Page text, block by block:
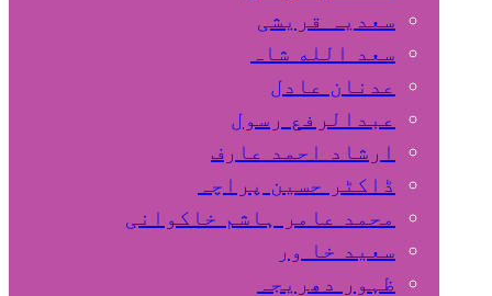
سعدیہ قریشی
سعد الله شاہ
عدنان عادل
عبدالرفع رسول
ارشاد احمد عارف
ڈاکٹر حسین پراچہ
محمد عامر ہاشم خاکوانی
سعید خا ور
ظہور دھریجہ